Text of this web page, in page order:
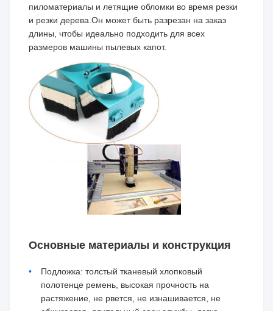
пиломатериалы и летящие обломки во время резки
и резки дерева.Он может быть разрезан на заказ
длины, чтобы идеально подходить для всех
размеров машины пылевых капот.
Основные материалы и конструкция
Подложка: толстый тканевый хлопковый
полотенце ремень, высокая прочность на
растяжение, не рвется, не изнашивается, не